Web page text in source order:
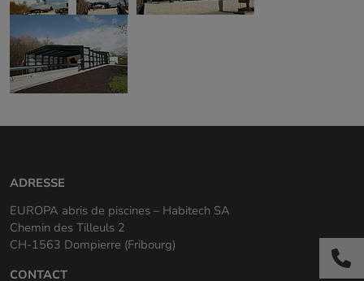
ADRESSE
EUROPA abris de piscines – Habitech SA
Chemin des Tilleuls 2
CH-1563 Dompierre (Fribourg)
CONTACT